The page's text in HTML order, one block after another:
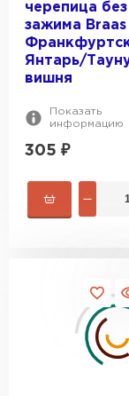
черепица без
зажима Braas
Янтарь/
вишня
Показать
информацию
305 ₽